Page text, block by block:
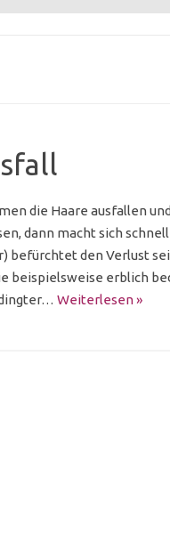
die Haare ausfallen und
dann macht sich
befürchtet den Verlust
beispielsweise erblich
Weiterlesen »